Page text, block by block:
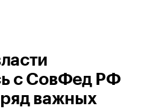
с СовФед РФ
ряд важных